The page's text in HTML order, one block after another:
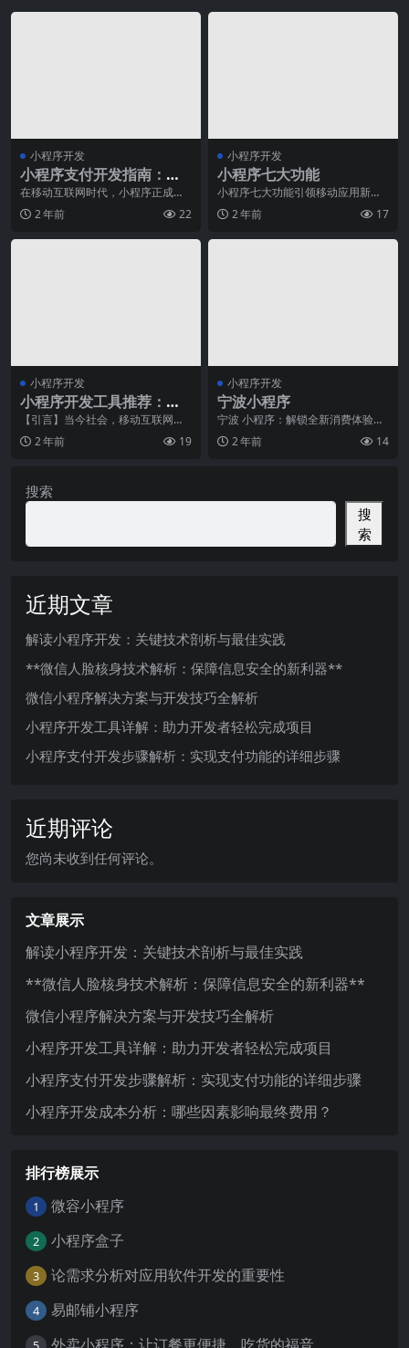
小程序开发
小程序支付开发指南：轻
松实现小程序支付功能
在移动互联网时代，小程序正成为
越来越多企业和个人的选择，成为
营销和服务的利器。而
2 年前 22
小程序开发
小程序七大功能
小程序七大功能引领移动应用新趋
势随着移动互联网的快速发展，移
动应用成为人们生活中
2 年前 17
小程序开发
小程序开发工具推荐：高
效便捷的开发利器
【引言】当今社会，移动互联网进
入了全面发展的阶段，各种手机应
用成为人们日常生活不
2 年前 19
小程序开发
宁波小程序
宁波 小程序：解锁全新消费体验的
钥匙作为一个经济发展迅速的城
市，宁波在非常近的几
2 年前 14
搜索
搜
索
近期文章
解读小程序开发：关键技术剖析与最佳实践
**微信人脸核身技术解析：保障信息安全的新利器**
微信小程序解决方案与开发技巧全解析
小程序开发工具详解：助力开发者轻松完成项目
小程序支付开发步骤解析：实现支付功能的详细步骤
近期评论
您尚未收到任何评论。
文章展示
解读小程序开发：关键技术剖析与最佳实践
**微信人脸核身技术解析：保障信息安全的新利器**
微信小程序解决方案与开发技巧全解析
小程序开发工具详解：助力开发者轻松完成项目
小程序支付开发步骤解析：实现支付功能的详细步骤
小程序开发成本分析：哪些因素影响最终费用？
排行榜展示
1 微容小程序
2 小程序盒子
3 论需求分析对应用软件开发的重要性
4 易邮铺小程序